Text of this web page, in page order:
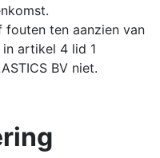
fouten ten aanzien van
artikel 4 lid 1
BV niet.